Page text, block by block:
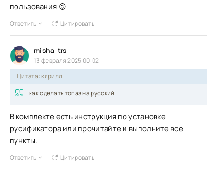
пользования 😉
Ответить Цитировать
misha-trs
13 февраля 2025 00:02
Цитата: кирилл
как сделать топаз на русский
В комплекте есть инструкция по установке
русификатора или прочитайте и выполните все
пункты.
Ответить Цитировать